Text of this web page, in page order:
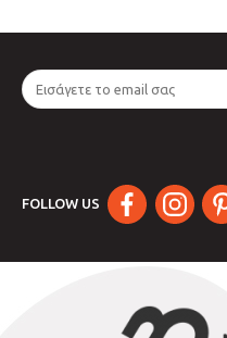
FOLLOW US